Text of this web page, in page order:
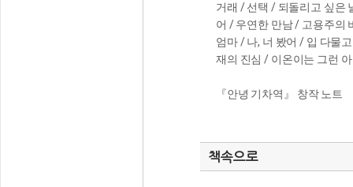
거래 / 선택 / 되돌리고 싶은
어 / 우연한 만남 / 고용주의
엄마 / 나, 너 봤어 / 입 다물
재의 진심 / 이온이는 그런
『안녕 기차역』 창작 노트
책속으로